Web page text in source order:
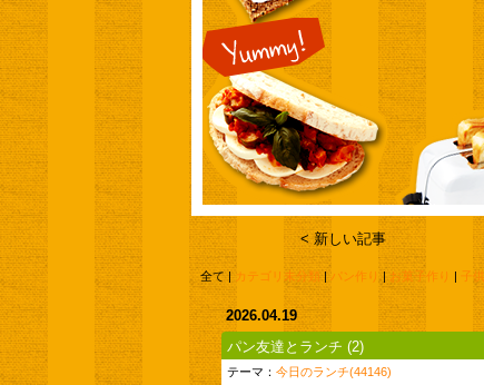
< 新しい記事
全て | カテゴリ未分類| パン作り | お菓子作り | 子
2026.04.19
パン友達とランチ (2)
テーマ： 今日のランチ(44146)